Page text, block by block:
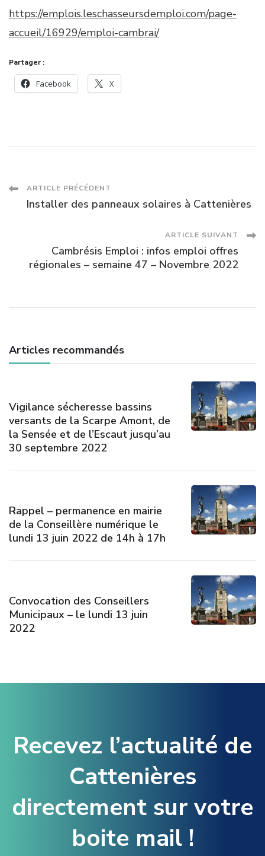
https://emplois.leschasseursdemploi.com/page-
accueil/16929/emploi-cambrai/
Partager :
Facebook X
Navigation
articles
ARTICLE PRÉCÉDENT
Installer des panneaux solaires à Cattenières
ARTICLE SUIVANT
Cambrésis Emploi : infos emploi offres
régionales – semaine 47 – Novembre 2022
Articles recommandés
Vigilance sécheresse bassins
versants de la Scarpe Amont, de
la Sensée et de l’Escaut jusqu’au
30 septembre 2022
Rappel – permanence en mairie
de la Conseillère numérique le
lundi 13 juin 2022 de 14h à 17h
Convocation des Conseillers
Municipaux – le lundi 13 juin
2022
Recevez l’actualité de
Cattenières
directement sur votre
boite mail !